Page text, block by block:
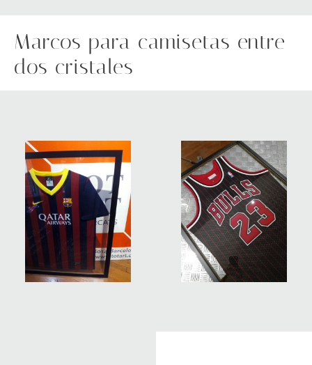
Marcos para camisetas entre
dos cristales